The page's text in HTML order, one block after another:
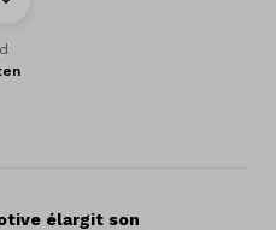
élargit son